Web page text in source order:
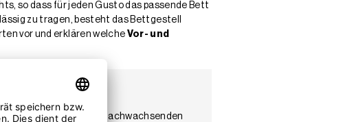
so dass für jeden Gusto das passende Bett
zu tragen, besteht das Bettgestell
vor und erklären welche Vor- und
auf natürlichen, nachwachsenden